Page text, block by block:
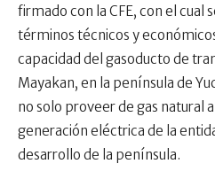
firmado con la CFE, con el cual
términos técnicos y
capacidad del gasoducto de
Mayakan, en la península de
no solo proveer de gas natural
generación eléctrica de la
desarrollo de la península.